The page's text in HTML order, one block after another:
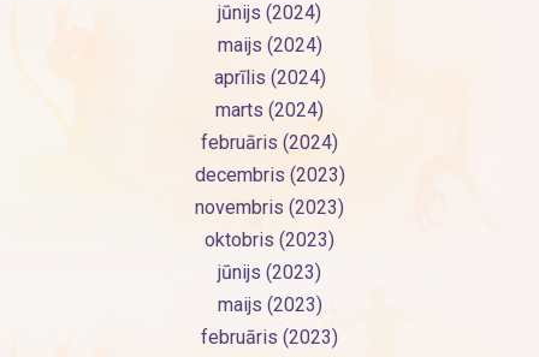
jūnijs (2024)
maijs (2024)
aprīlis (2024)
marts (2024)
februāris (2024)
decembris (2023)
novembris (2023)
oktobris (2023)
jūnijs (2023)
maijs (2023)
februāris (2023)